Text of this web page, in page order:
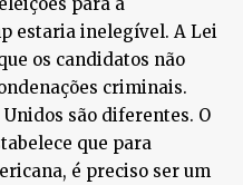
estaria inelegível. A Lei
os candidatos não
criminais.
são diferentes. O
que para
é preciso ser um